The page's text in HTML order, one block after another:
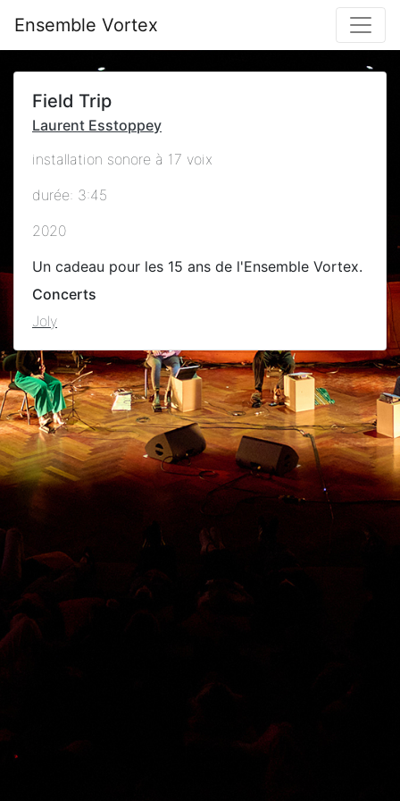
Ensemble Vortex
Field Trip
Laurent Esstoppey
installation sonore à 17 voix
durée: 3:45
2020
Un cadeau pour les 15 ans de l'Ensemble Vortex.
Concerts
Joly